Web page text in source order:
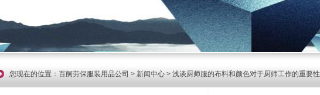
您现在的位置： 百舸劳保服装用品公司 > 新闻中心 > 浅谈厨师服的布料和颜色对于厨师工作的重要性